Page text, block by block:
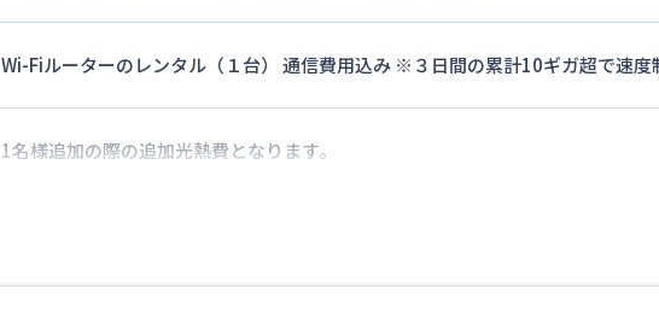
Wi-Fiルーターのレンタル（１台） 通信費用込み ※３日間の累計10ギガ超で速度
1名様追加の際の追加光熱費となります。